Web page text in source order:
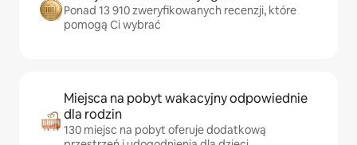
Ponad 13 910 zweryfikowanych recenzji, które
pomogą Ci wybrać
Miejsca na pobyt wakacyjny odpowiednie
dla rodzin
130 miejsc na pobyt oferuje dodatkową